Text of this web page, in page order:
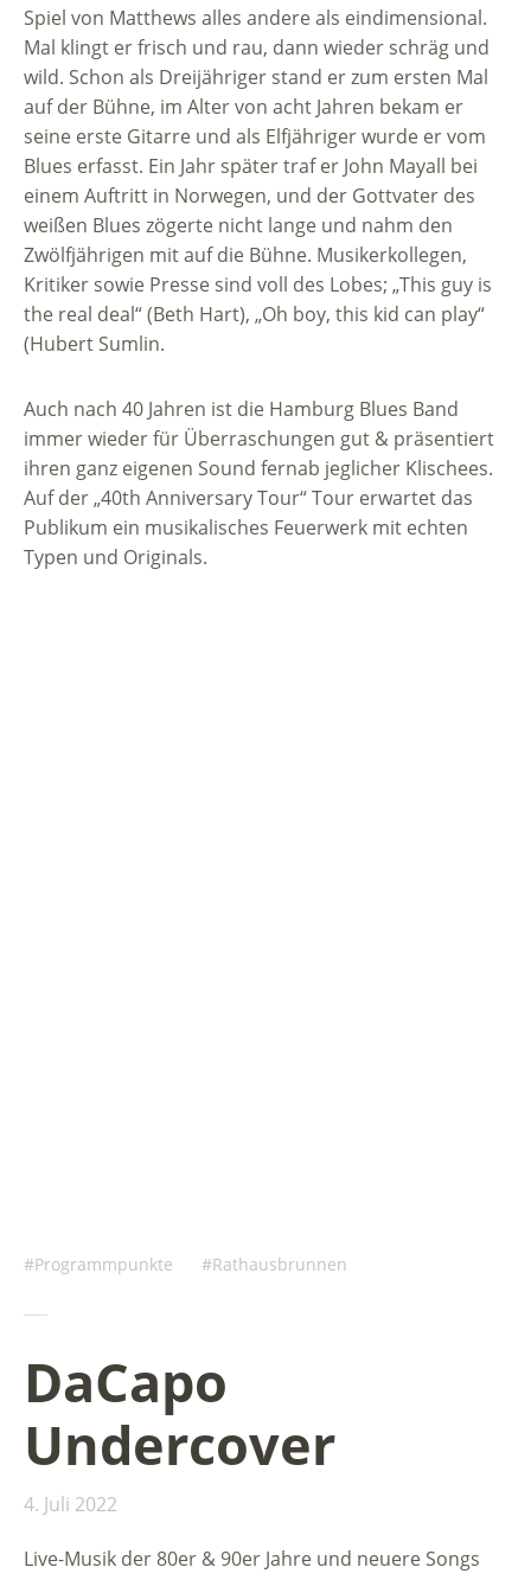
Spiel von Matthews alles andere als eindimensional.
Mal klingt er frisch und rau, dann wieder schräg und
wild. Schon als Dreijähriger stand er zum ersten Mal
auf der Bühne, im Alter von acht Jahren bekam er
seine erste Gitarre und als Elfjähriger wurde er vom
Blues erfasst. Ein Jahr später traf er John Mayall bei
einem Auftritt in Norwegen, und der Gottvater des
weißen Blues zögerte nicht lange und nahm den
Zwölfjährigen mit auf die Bühne. Musikerkollegen,
Kritiker sowie Presse sind voll des Lobes; „This guy is
the real deal“ (Beth Hart), „Oh boy, this kid can play“
(Hubert Sumlin.
Auch nach 40 Jahren ist die Hamburg Blues Band
immer wieder für Überraschungen gut & präsentiert
ihren ganz eigenen Sound fernab jeglicher Klischees.
Auf der „40th Anniversary Tour“ Tour erwartet das
Publikum ein musikalisches Feuerwerk mit echten
Typen und Originals.
Programmpunkte Rathausbrunnen
DaCapo
Undercover
4. Juli 2022
Live-Musik der 80er & 90er Jahre und neuere Songs